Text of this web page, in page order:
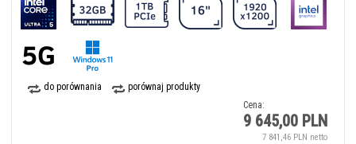
do porównania
porównaj produkty
Cena:
9 645,00 PLN
7 841,46 PLN netto